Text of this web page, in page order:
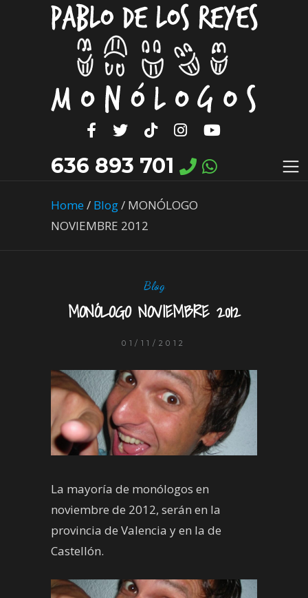
636 893 701
Home/ Blog/ MONÓLOGO
NOVIEMBRE 2012
Blog
MONÓLOGO NOVIEMBRE 2012
01/11/2012
La mayoría de monólogos en
noviembre de 2012, serán en la
provincia de Valencia y en la de
Castellón.